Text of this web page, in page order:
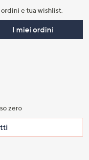
e tua wishlist.​
I miei ordini
zero​